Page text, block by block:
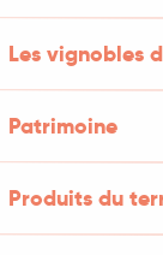
Les vignobles
Patrimoine
Produits du